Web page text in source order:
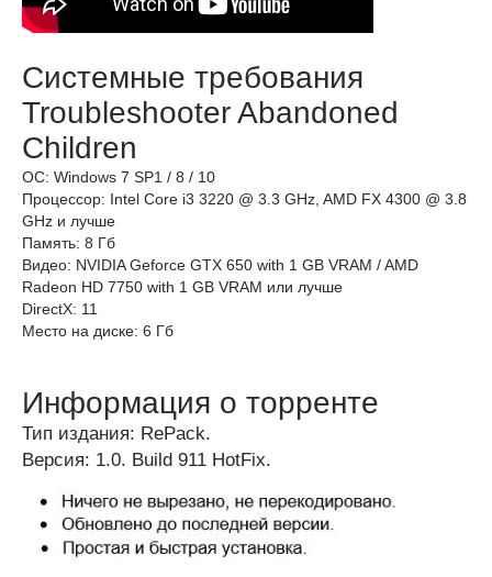
Системные требования
Troubleshooter Abandoned
Children
ОС: Windows 7 SP1 / 8 / 10
Процессор: Intel Core i3 3220 @ 3.3 GHz, AMD FX 4300 @ 3.8
GHz и лучше
Память: 8 Гб
Видео: NVIDIA Geforce GTX 650 with 1 GB VRAM / AMD
Radeon HD 7750 with 1 GB VRAM или лучше
DirectX: 11
Место на диске: 6 Гб
Информация о торренте
Тип издания: RePack.
Версия: 1.0. Build 911 HotFix.